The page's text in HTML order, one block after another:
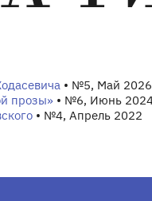
• №5, Май 2026
прозы» • №6, Июнь
• №4, Апрель 2022